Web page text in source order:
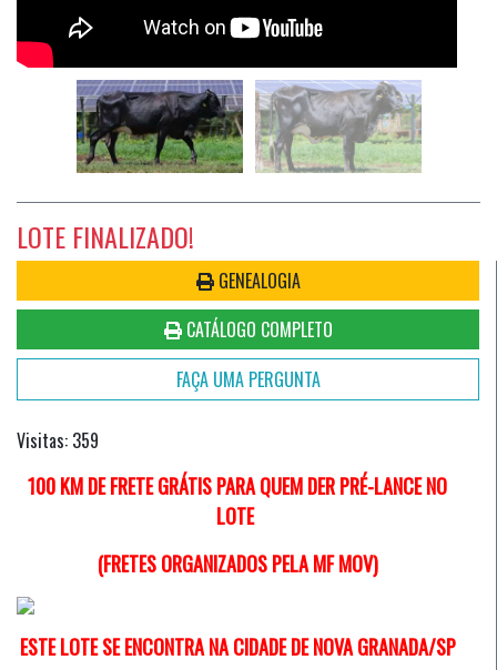
LOTE FINALIZADO!
GENEALOGIA
CATÁLOGO COMPLETO
FAÇA UMA PERGUNTA
Visitas: 359
100 KM DE FRETE GRÁTIS PARA QUEM DER PRÉ-LANCE NO
LOTE
(FRETES ORGANIZADOS PELA MF MOV)
ESTE LOTE SE ENCONTRA NA CIDADE DE NOVA GRANADA/SP